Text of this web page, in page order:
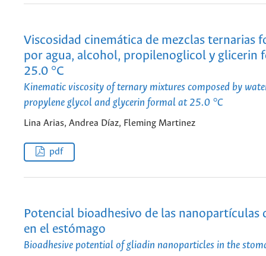
Viscosidad cinemática de mezclas ternarias
por agua, alcohol, propilenoglicol y glicerin
25.0 °C
Kinematic viscosity of ternary mixtures composed by
propylene glycol and glycerin formal at 25.0 °C
Lina Arias, Andrea Díaz, Fleming Martinez
pdf
Potencial bioadhesivo de las nanopartículas
en el estómago
Bioadhesive potential of gliadin nanoparticles in the